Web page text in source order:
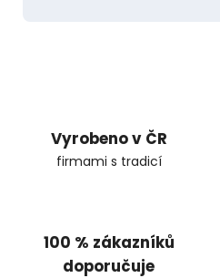
Vyrobeno v ČR
firmami s tradicí
100 % zákazníků
doporučuje